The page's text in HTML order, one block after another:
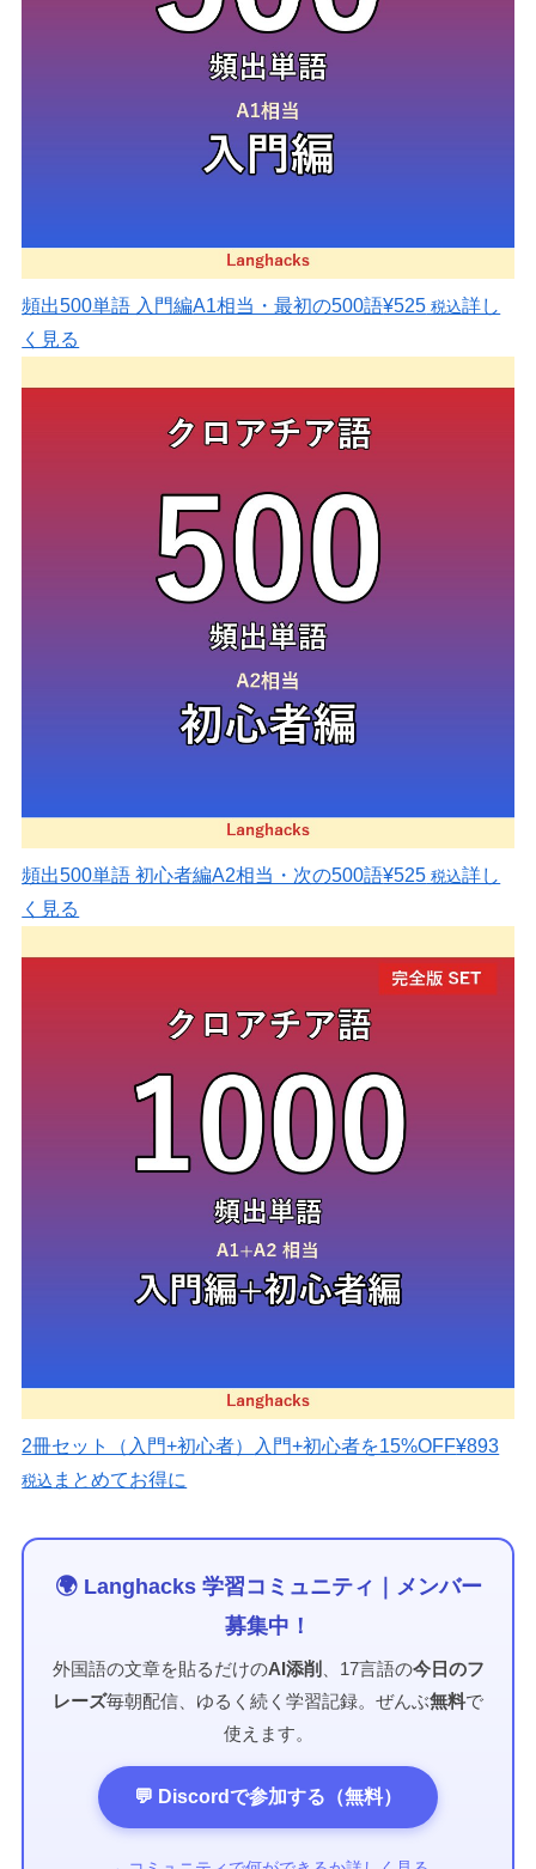
頻出500単語 入門編A1相当・最初の500語¥525 税込詳し
く見る
頻出500単語 初心者編A2相当・次の500語¥525 税込詳し
く見る
2冊セット（入門+初心者） 入門+初心者を15%OFF¥893
税込 まとめてお得に
🌍 Langhacks 学習コミュニティ｜メンバー
募集中！
外国語の文章を貼るだけのAI添削 、17言語の今日のフ
レーズ毎朝配信、ゆるく続く学習記録。ぜんぶ無料で
使えます。
💬 Discordで参加する（無料）